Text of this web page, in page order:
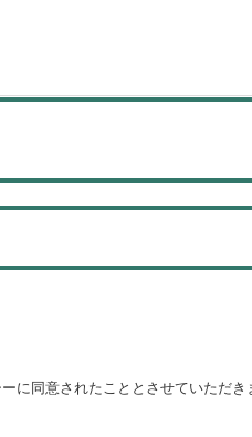
に同意されたこととさせていただき